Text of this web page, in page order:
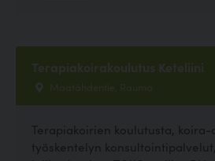
Terapiakoirakoulutus Keteliini
Maatähdentie, Rauma
Terapiakoirien koulutusta, koira-
työskentelyn